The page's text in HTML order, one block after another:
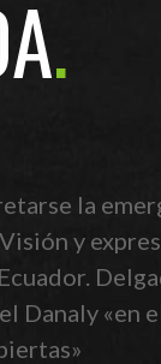
la
y
Danaly «en